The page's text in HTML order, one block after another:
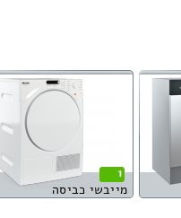
1
מייבשי כביסה